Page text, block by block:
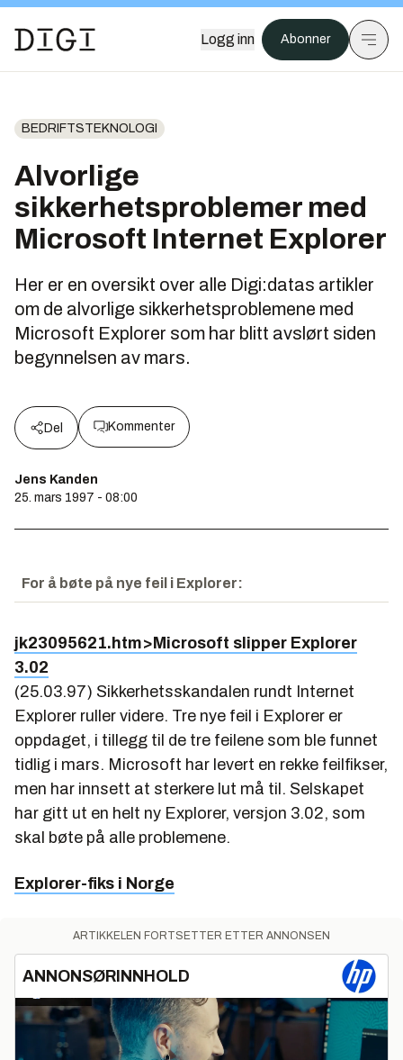
Logg inn Abonner
BEDRIFTSTEKNOLOGI
Alvorlige
sikkerhetsproblemer med
Microsoft Internet Explorer
Her er en oversikt over alle Digi:datas artikler
om de alvorlige sikkerhetsproblemene med
Microsoft Explorer som har blitt avslørt siden
begynnelsen av mars.
Del Kommenter
Jens Kanden
25. mars 1997 - 08:00
For å bøte på nye feil i Explorer:
jk23095621.htm>Microsoft slipper Explorer
3.02
(25.03.97) Sikkerhetsskandalen rundt Internet
Explorer ruller videre. Tre nye feil i Explorer er
oppdaget, i tillegg til de tre feilene som ble funnet
tidlig i mars. Microsoft har levert en rekke feilfikser,
men har innsett at sterkere lut må til. Selskapet
har gitt ut en helt ny Explorer, versjon 3.02, som
skal bøte på alle problemene.
Explorer-fiks i Norge
ARTIKKELEN FORTSETTER ETTER ANNONSEN
ANNONSØRINNHOLD